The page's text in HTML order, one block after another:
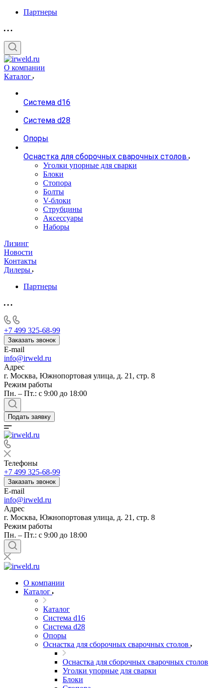
Партнеры
О компании
Каталог
Система d16
Система d28
Опоры
Оснастка для сборочных сварочных столов
Уголки упорные для сварки
Блоки
Стопора
Болты
V-блоки
Струбцины
Аксессуары
Наборы
Лизинг
Новости
Контакты
Дилеры
Партнеры
+7 499 325-68-99
Заказать звонок
E-mail
info@irweld.ru
Адрес
г. Москва, Южнопортовая улица, д. 21, стр. 8
Режим работы
Пн. – Пт.: с 9:00 до 18:00
Подать заявку
Телефоны
+7 499 325-68-99
Заказать звонок
E-mail
info@irweld.ru
Адрес
г. Москва, Южнопортовая улица, д. 21, стр. 8
Режим работы
Пн. – Пт.: с 9:00 до 18:00
О компании
Каталог
Каталог
Система d16
Система d28
Опоры
Оснастка для сборочных сварочных столов
Оснастка для сборочных сварочных столов
Уголки упорные для сварки
Блоки